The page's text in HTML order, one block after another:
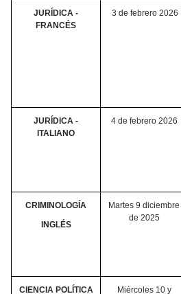
JURÍDICA -
FRANCÉS
3 de febrero 2026
JURÍDICA -
ITALIANO
4 de febrero 2026
CRIMINOLOGÍA
INGLÉS
Martes 9 diciembre
de 2025
CIENCIA POLÍTICA
Miércoles 10 y